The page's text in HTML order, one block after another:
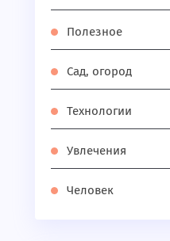
Полезное
Сад, огород
Технологии
Увлечения
Человек